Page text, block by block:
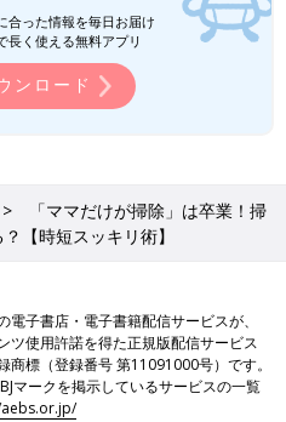
合った情報を毎日お届け
長く使える無料アプリ
ンロード
「ママだけが掃除」は卒業！掃
【時短スッキリ術】
電子書店・電子書籍配信サービスが、
ツ使用許諾を得た正規版配信サービス
商標（登録番号 第11091000号）です。
マークを掲示しているサービスの一覧